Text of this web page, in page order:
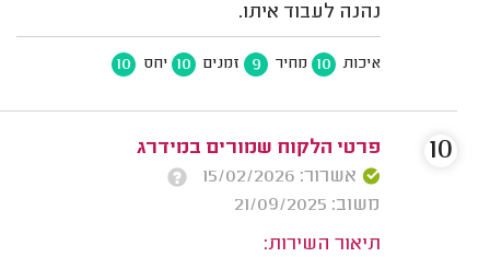
נהנה לעבוד איתו.
איכות 10 מחיר 9 זמנים 10 יחס 10
פרטי הלקוח שמורים במידרג
אשרור: 15/02/2026
משוב: 21/09/2025
תיאור השירות:
10